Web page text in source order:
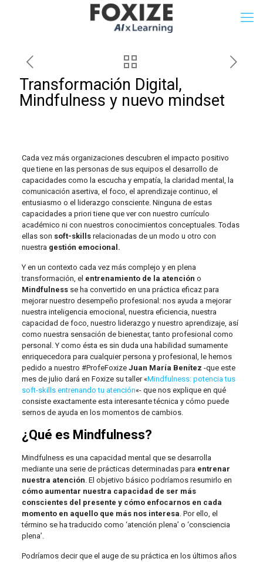
Transformación Digital,
Mindfulness y nuevo mindset
Cada vez más organizaciones descubren el impacto positivo
que tiene en las personas de sus equipos el desarrollo de
capacidades como la escucha y empatía, la claridad mental, la
comunicación asertiva, el foco, el aprendizaje continuo, el
entusiasmo o el liderazgo consciente. Ninguna de estas
capacidades a priori tiene que ver con nuestro currículo
académico ni con nuestros conocimientos conceptuales. Todas
ellas son soft-skillsrelacionadas de un modo u otro con
nuestra gestión emocional.
Y en un contexto cada vez más complejo y en plena
transformación, el entrenamiento de la atención o
Mindfulnessse ha convertido en una práctica eficaz para
mejorar nuestro desempeño profesional: nos ayuda a mejorar
nuestra inteligencia emocional, nuestra eficiencia, nuestra
capacidad de foco, nuestro liderazgo y nuestro aprendizaje, así
como nuestra sensación de bienestar, tanto profesional como
personal. Y como ésta es sin duda una habilidad sumamente
enriquecedora para cualquier persona y profesional, le hemos
pedido a nuestro #ProfeFoxize Juan María Benítez -que este
mes de julio dará en Foxize su taller «Mindfulness: potencia tus
soft-skills entrenando tu atención«- que nos explique en qué
consiste exactamente esta interesante técnica y cómo puede
sernos de ayuda en los momentos de cambios.
¿Qué es Mindfulness?
Mindfulness es una capacidad mental que se desarrolla
mediante una serie de prácticas determinadas para entrenar
nuestra atención. El objetivo básico podríamos resumirlo en
cómo aumentar nuestra capacidad de ser más
conscientes del presente y cómo enfocarnos en cada
momento en aquello que más nos interesa. Por ello, el
término se ha traducido como ‘atención plena’ o ‘consciencia
plena’.
Podríamos decir que el auge de su práctica en los últimos años